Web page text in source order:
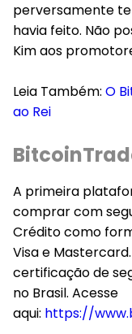
perversamente
havia feito. Não
Kim aos
Leia Também: O
ao Rei
A primeira
comprar com
Crédito como
Visa e
certificação de
no Brasil. Acesse
aqui: https://